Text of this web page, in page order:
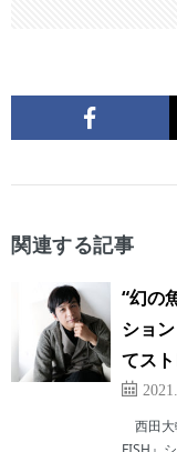
関連する記事
“幻の
ショ
てス
西田大